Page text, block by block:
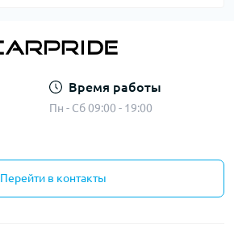
Время работы
Пн - Сб 09:00 - 19:00
Перейти в контакты